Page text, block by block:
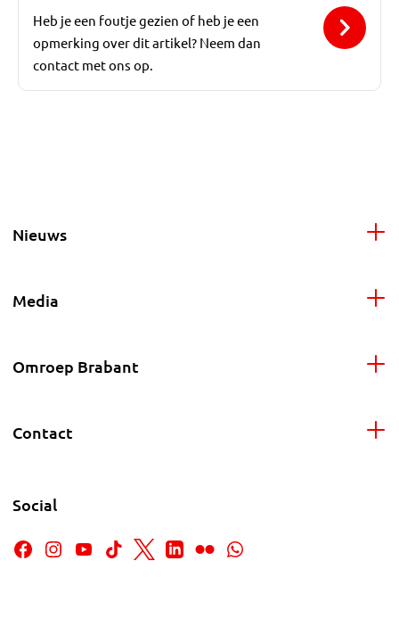
Heb je een foutje gezien of heb je een
opmerking over dit artikel? Neem dan
contact met ons op.
Nieuws
Media
Omroep Brabant
Contact
Social